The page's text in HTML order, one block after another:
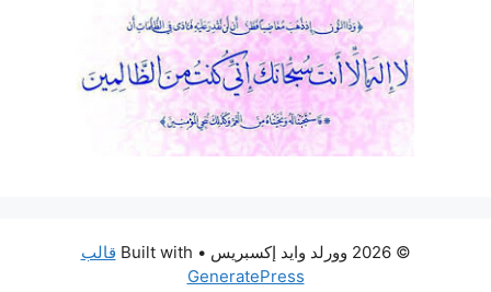
© 2026 وورلد وايد إكسبريس • Built with
قالب
GeneratePress